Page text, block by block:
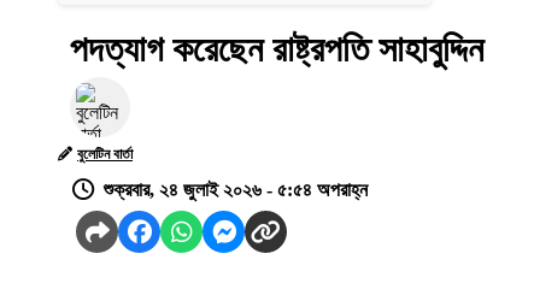
পদত্যাগ করেছেন রাষ্ট্রপতি সাহাবুদ্দিন
বুলেটিন বার্তা
শুক্রবার, ২৪ জুলাই ২০২৬ - ৫:৫৪ অপরাহ্ন